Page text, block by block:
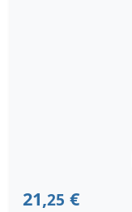
21,25 €